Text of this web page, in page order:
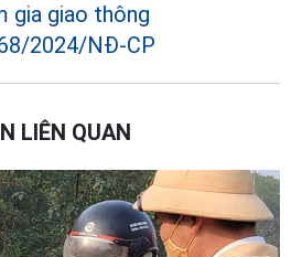
gia giao thông
2024/NĐ-CP
LIÊN QUAN